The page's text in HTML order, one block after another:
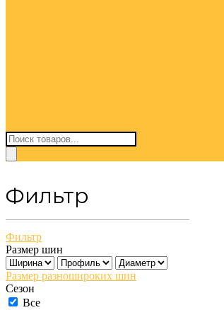
Поиск
товаров
Фильтр
Фильтр
Размер шин
Размер разношироких шин
Сезон
Все